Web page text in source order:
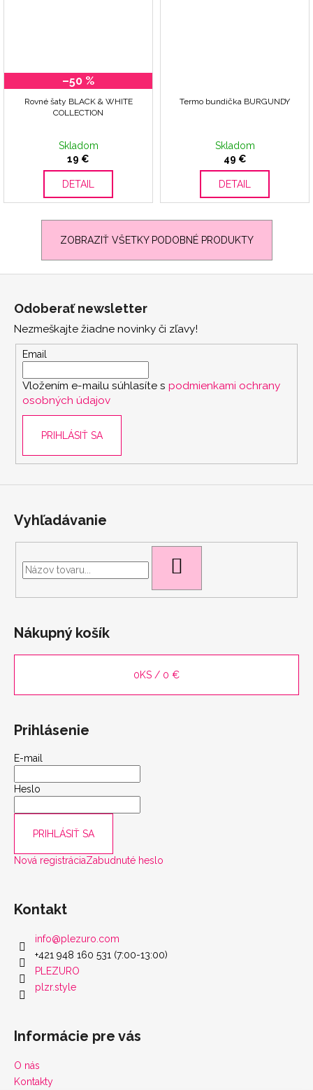
–50 %
Rovné šaty BLACK & WHITE
COLLECTION
Skladom
19 €
DETAIL
Termo bundička BURGUNDY
Skladom
49 €
DETAIL
ZOBRAZIŤ VŠETKY PODOBNÉ PRODUKTY
Odoberať newsletter
Nezmeškajte žiadne novinky či zľavy!
Email
Vložením e-mailu súhlasíte s podmienkami ochrany
osobných údajov
PRIHLÁSIŤ SA
Vyhľadávanie
Nákupný košík
0KS / 0 €
Prihlásenie
E-mail
Heslo
PRIHLÁSIŤ SA
Nová registráciaZabudnuté heslo
Kontakt
info@plezuro.com
+421 948 160 531 (7:00-13:00)
PLEZURO
plzr.style
Informácie pre vás
O nás
Kontakty